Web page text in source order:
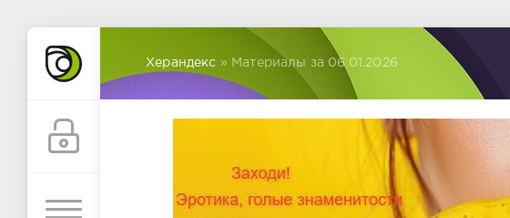
Херандекс » Материалы за 06.01.2026